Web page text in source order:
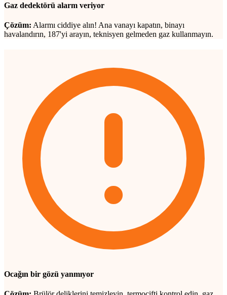
Gaz dedektörü alarm veriyor
Çözüm: Alarmı ciddiye alın! Ana vanayı kapatın, binayı
havalandırın, 187'yi arayın, teknisyen gelmeden gaz kullanmayın.
Ocağın bir gözü yanmıyor